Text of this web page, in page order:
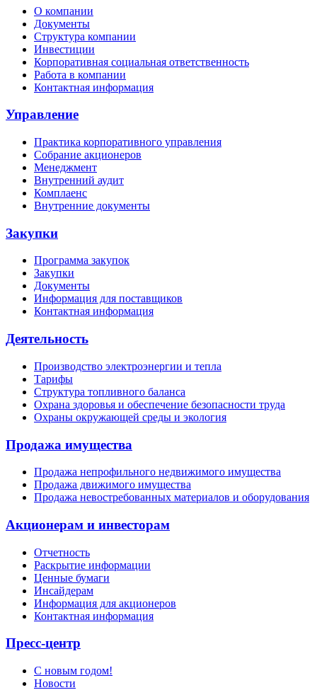
О компании
Документы
Структура компании
Инвестиции
Корпоративная социальная ответственность
Работа в компании
Контактная информация
Управление
Практика корпоративного управления
Собрание акционеров
Менеджмент
Внутренний аудит
Комплаенс
Внутренние документы
Закупки
Программа закупок
Закупки
Документы
Информация для поставщиков
Контактная информация
Деятельность
Производство электроэнергии и тепла
Тарифы
Структура топливного баланса
Охрана здоровья и обеспечение безопасности труда
Охраны окружающей среды и экология
Продажа имущества
Продажа непрофильного недвижимого имущества
Продажа движимого имущества
Продажа невостребованных материалов и оборудования
Акционерам и инвесторам
Отчетность
Раскрытие информации
Ценные бумаги
Инсайдерам
Информация для акционеров
Контактная информация
Пресс-центр
С новым годом!
Новости